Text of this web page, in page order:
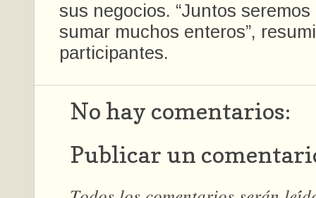
sus negocios. “Juntos seremos
sumar muchos enteros”,
participantes.
No hay comentarios:
Publicar un